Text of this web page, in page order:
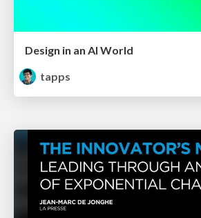
Design in an AI World
tapps